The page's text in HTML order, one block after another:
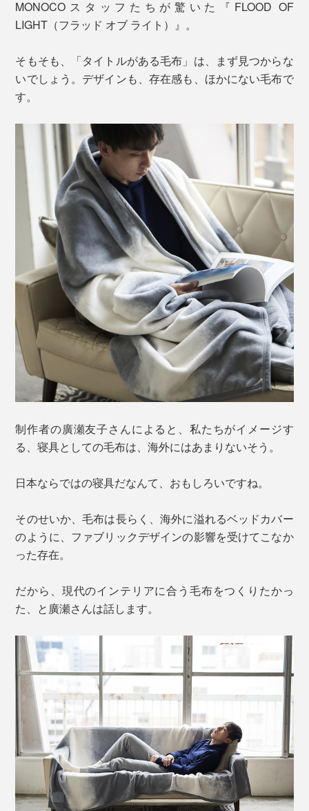
MONOCOスタッフたちが驚いた『FLOOD OF
LIGHT（フラッド オブ ライト）』。
そもそも、「タイトルがある毛布」は、まず見つからな
いでしょう。デザインも、存在感も、ほかにない毛布で
す。
制作者の廣瀬友子さんによると、私たちがイメージす
る、寝具としての毛布は、海外にはあまりないそう。
日本ならではの寝具だなんて、おもしろいですね。
そのせいか、毛布は長らく、海外に溢れるベッドカバー
のように、ファブリックデザインの影響を受けてこなか
った存在。
だから、現代のインテリアに合う毛布をつくりたかっ
た、と廣瀬さんは話します。